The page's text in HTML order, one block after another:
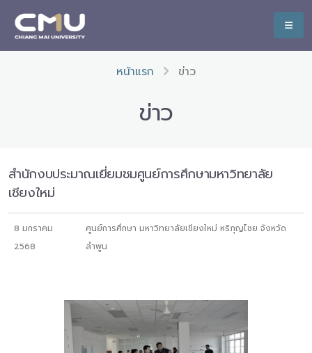
หน้าแรก ข่าว
ข่าว
สำนักงบประมาณเยี่ยมชมศูนย์การศึกษามหาวิทยาลัย
เชียงใหม่
8 มกราคม
2568
ศูนย์การศึกษา มหาวิทยาลัยเชียงใหม่ หริภุญไชย จังหวัด
ลำพูน